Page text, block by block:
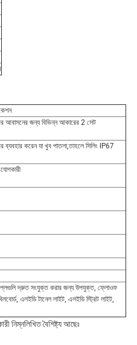
আবাসনের জন্য বিভিন্ন আকারের 2 সেট
করেন যা খুব পাতলা,তাহলে সিলিং IP67
দ্রুত সংযুক্ত করার জন্য উপযুক্ত, ফ্লোওফ
এলইডি টানেল লাইট, এলইডি স্ট্রিট লাইট,
নিম্নলিখিত বৈশিষ্ট্য আছেঃ